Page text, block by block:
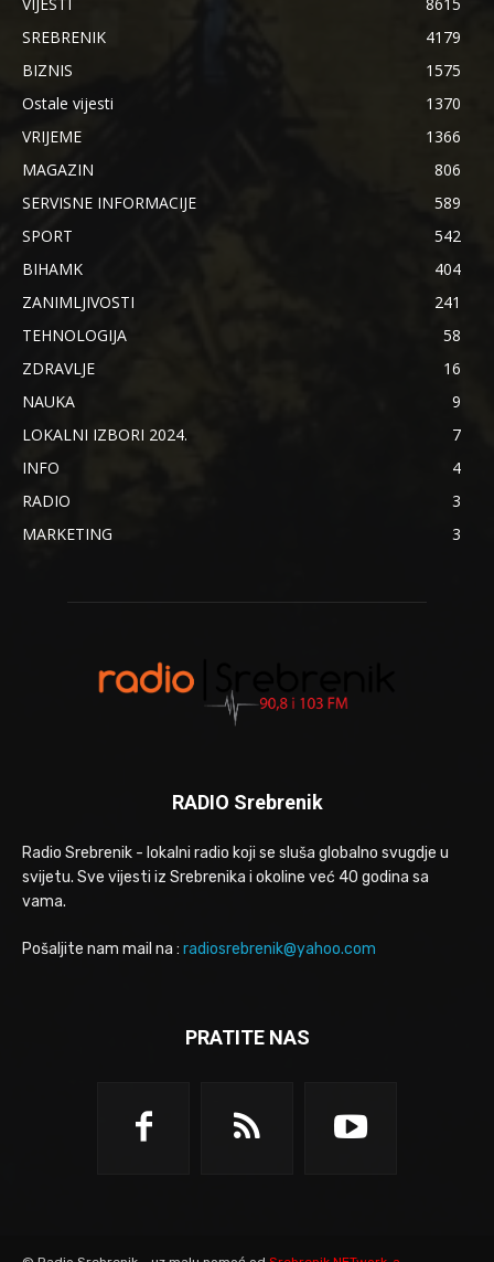
VIJESTI
8615
SREBRENIK
4179
BIZNIS
1575
Ostale vijesti
1370
VRIJEME
1366
MAGAZIN
806
SERVISNE INFORMACIJE
589
SPORT
542
BIHAMK
404
ZANIMLJIVOSTI
241
TEHNOLOGIJA
58
ZDRAVLJE
16
NAUKA
9
LOKALNI IZBORI 2024.
7
INFO
4
RADIO
3
MARKETING
3
RADIO Srebrenik
Radio Srebrenik - lokalni radio koji se sluša globalno svugdje u
svijetu. Sve vijesti iz Srebrenika i okoline već 40 godina sa
vama.
Pošaljite nam mail na : radiosrebrenik@yahoo.com
PRATITE NAS